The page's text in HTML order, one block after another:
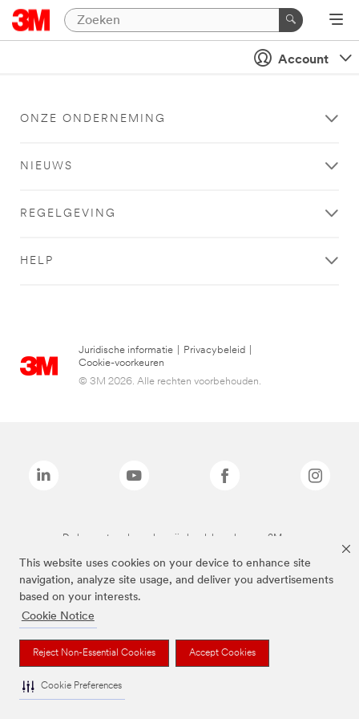
This website uses cookies on your device to enhance site
navigation, analyze site usage, and deliver you advertisements
based on your interests.
Cookie Notice
Reject Non-Essential Cookies Accept Cookies
Cookie Preferences
Account
ONZE ONDERNEMING
NIEUWS
REGELGEVING
HELP
Juridische informatie Privacybeleid
Cookie-voorkeuren
© 3M 2026. Alle rechten voorbehouden.
De bovenstaande merken zijn handelsmerken van 3M.we